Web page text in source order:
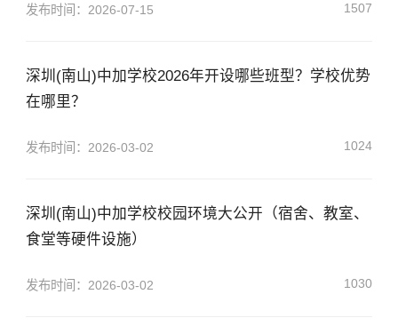
1507
发布时间：2026-07-15
深圳(南山)中加学校2026年开设哪些班型？学校优势
在哪里？
1024
发布时间：2026-03-02
深圳(南山)中加学校校园环境大公开（宿舍、教室、
食堂等硬件设施）
1030
发布时间：2026-03-02